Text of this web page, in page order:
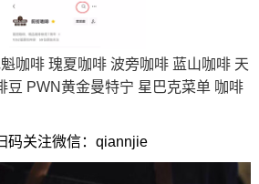
咖啡 瑰夏咖啡 波旁咖啡 蓝山咖啡 天
豆 PWN黄金曼特宁 星巴克菜单 咖啡
码关注微信：qiannjie